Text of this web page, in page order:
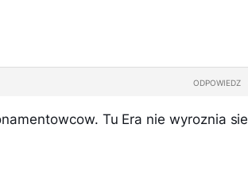
ODPOWIEDZ
Tu Era nie wyroznia sie